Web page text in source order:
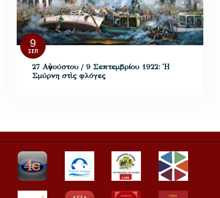
9
ΣΕΠ
27 Αὐγούστου / 9 Σεπτεμβρίου 1922: Ἡ
Σμύρνη στὶς φλόγες